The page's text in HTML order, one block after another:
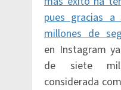
pues gracias a
millones de
en Instagram
de siete
considerada